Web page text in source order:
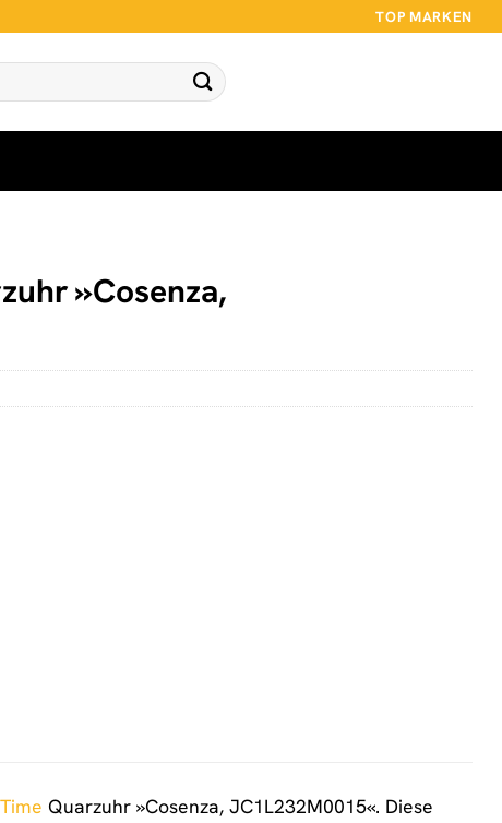
TOP MARKEN
»Cosenza,
Quarzuhr »Cosenza, JC1L232M0015«. Diese